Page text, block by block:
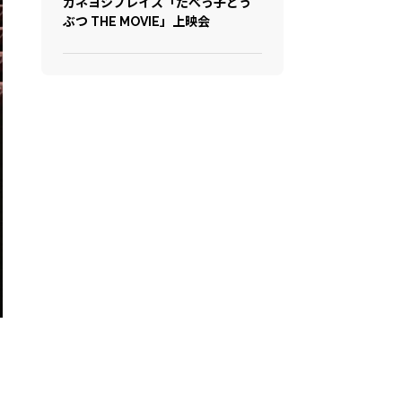
ぶつ THE MOVIE」上映会